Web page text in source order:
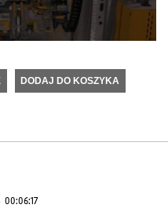
DODAJ DO KOSZYKA
00:06:17